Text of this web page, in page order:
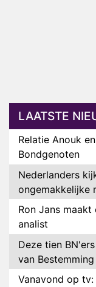
LAATSTE
Relatie Anouk
Bondgenoten
Nederlanders
ongemakkelijke
Ron Jans
analist
Deze tien
van Bestemming
Vanavond op